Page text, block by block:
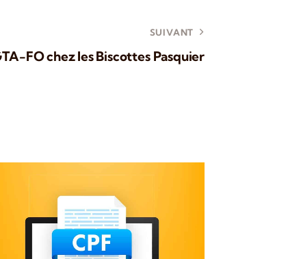
SUIVANT
FO chez les Biscottes Pasquier